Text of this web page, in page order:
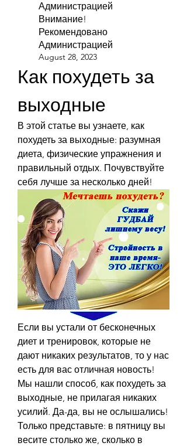
Администрацией
Внимание!
Рекомендовано
Администрацией
August 28, 2023
Как похудеть за
выходные
В этой статье вы узнаете, как
похудеть за выходные: разумная
диета, физические упражнения и
правильный отдых. Почувствуйте
себя лучше за несколько дней!
Если вы устали от бесконечных
диет и тренировок, которые не
дают никаких результатов, то у нас
есть для вас отличная новость!
Мы нашли способ, как похудеть за
выходные, не прилагая никаких
усилий. Да-да, вы не ослышались!
Только представьте: в пятницу вы
весите столько же, сколько в